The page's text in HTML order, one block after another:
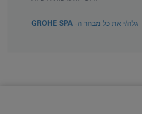
גלה/י את כל מבחר ה-